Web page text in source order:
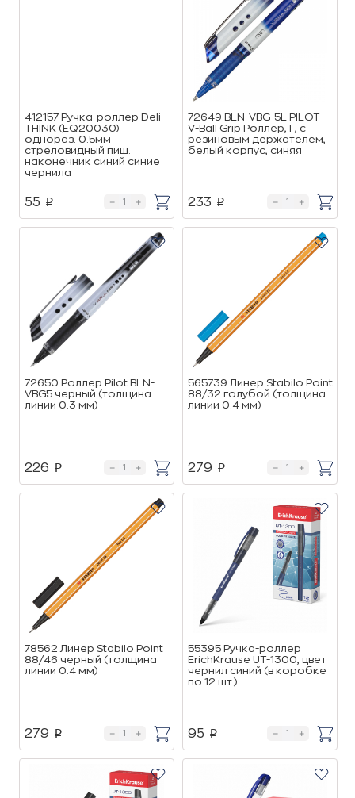
412157 Ручка-роллер Deli
THINK (EQ20030)
однораз. 0.5мм
стреловидный пиш.
наконечник синий синие
чернила
55 p
72649 BLN-VBG-5L PILOT
V-Ball Grip Роллер, F, с
резиновым держателем,
белый корпус, синяя
233 p
72650 Роллер Pilot BLN-
VBG5 черный (толщина
линии 0.3 мм)
226 p
565739 Линер Stabilo Point
88/32 голубой (толщина
линии 0.4 мм)
279 p
78562 Линер Stabilo Point
88/46 черный (толщина
линии 0.4 мм)
279 p
55395 Ручка-роллер
ErichKrause UT-1300, цвет
чернил синий (в коробке
по 12 шт.)
95 p